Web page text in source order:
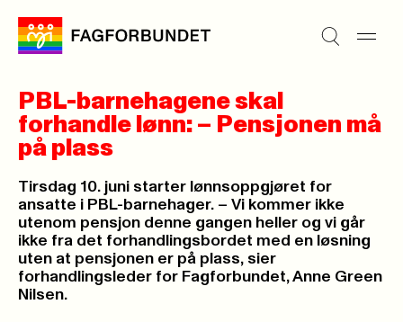
PBL-barnehagene skal
forhandle lønn: – Pensjonen må
på plass
Tirsdag 10. juni starter lønnsoppgjøret for
ansatte i PBL-barnehager. – Vi kommer ikke
utenom pensjon denne gangen heller og vi går
ikke fra det forhandlingsbordet med en løsning
uten at pensjonen er på plass, sier
forhandlingsleder for Fagforbundet, Anne Green
Nilsen.